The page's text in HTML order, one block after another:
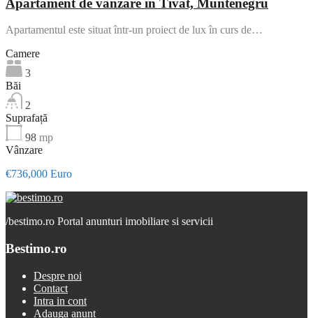
Apartamentul este situat într-un proiect de lux în curs de…
Camere
3
Băi
2
Suprafață
98 mp
Vânzare
€736,000 Euro
/bestimo.ro Portal anunturi imobiliare si servicii
Bestimo.ro
Despre noi
Contact
Intra in cont
Adauga anunt